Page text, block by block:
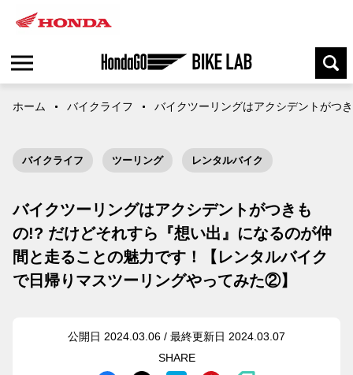
ホーム バイクライフ バイクツーリングはアクシデントがつ
バイクライフ ツーリング レンタルバイク
バイクツーリングはアクシデントがつきも
の!? だけどそれすら『想い出』になるのが仲
間と走ることの魅力です！【レンタルバイク
で日帰りマスツーリングやってみた②】
公開日 2024.03.06 / 最終更新日 2024.03.07
SHARE